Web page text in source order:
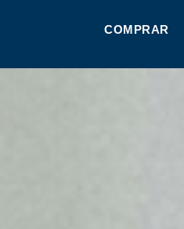
COMPRAR